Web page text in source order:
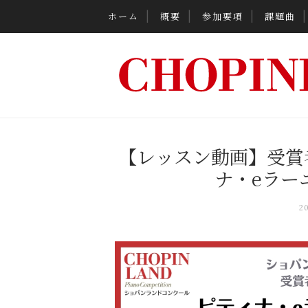
ホーム 概要 参加要項 課題曲
【レッスン動画】受
ナ・eラー